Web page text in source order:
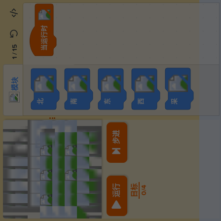
1
1
1
1
1
运行
步进
目标 0
/
4
模块
1
/
15
模块
北 南 东 西 采
当运行时